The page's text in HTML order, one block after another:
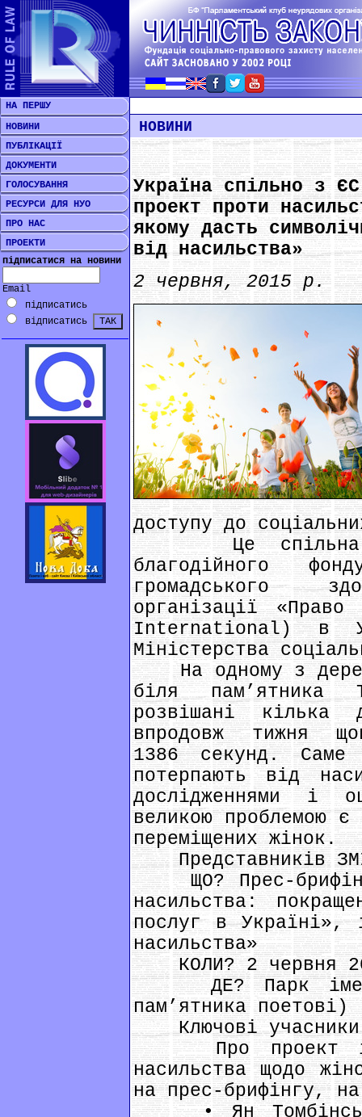
НА ПЕРШУ
НОВИНИ
ПУБЛІКАЦІЇ
ДОКУМЕНТИ
ГОЛОСУВАННЯ
РЕСУРСИ ДЛЯ НУО
ПРО НАС
ПРОЕКТИ
підписатися на новини
Email
підписатись
відписатись
НОВИНИ
Україна спільно з
проект проти
якому дасть
від насильства»
2 червня, 2015 р.
доступу до
Це спільна
благодійного
громадського
організації
International) в
Міністерства
На одному з дерев
біля пам’ятника
розвішані кілька
впродовж тижня
1386 секунд. Саме
потерпають від
дослідженнями і
великою проблемою є
переміщених жінок.
Представників ЗМІ
ЩО? Прес-брифінг
насильства:
послуг в Україні»,
насильства»
КОЛИ? 2 червня
ДЕ? Парк імені
пам’ятника поетові)
Ключові
Про проект і
насильства щодо
на прес-брифінгу,
• Ян